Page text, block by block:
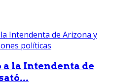
a la Intendenta de